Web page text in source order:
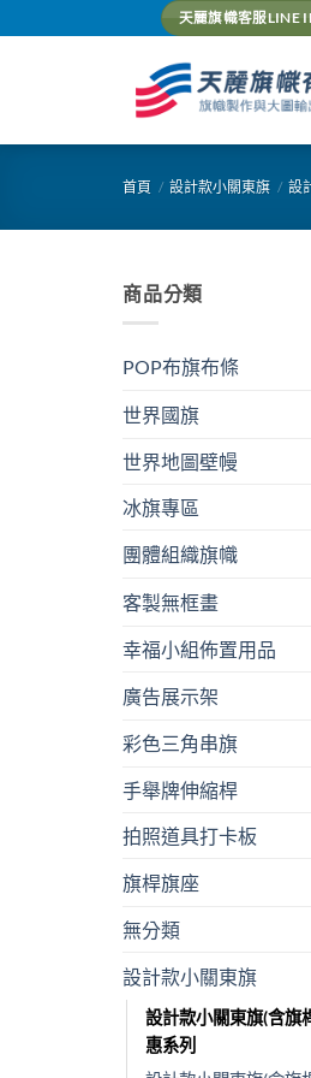
to
天麗旗幟客服LINE
首頁 / 設計款小關東旗 / 設
商品分類
POP布旗布條
世界國旗
世界地圖壁幔
冰旗專區
團體組織旗幟
客製無框畫
幸福小組佈置用品
廣告展示架
彩色三角串旗
手舉牌伸縮桿
拍照道具打卡板
旗桿旗座
無分類
設計款小關東旗
設計款小關東旗(含旗
惠系列